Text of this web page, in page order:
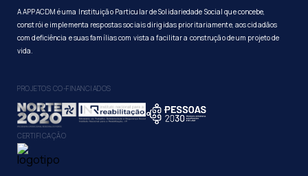
A APPACDM é uma Instituição Particular de Solidariedade Social que concebe,
constrói e implementa respostas sociais dirigidas prioritariamente, aos cidadãos
com deficiência e suas famílias com vista a facilitar a construção de um projeto de
vida.
PROJETOS CO-FINANCIADOS
CERTIFICAÇÃO